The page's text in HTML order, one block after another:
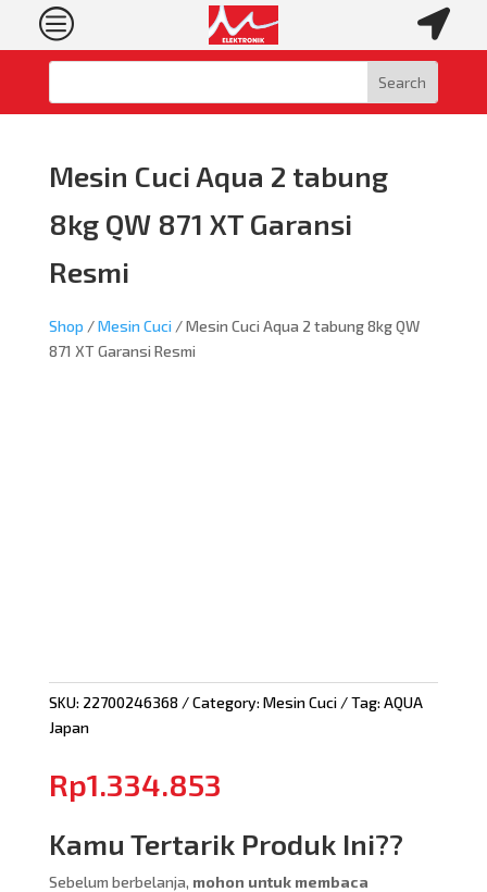
c 
Mesin Cuci Aqua 2 tabung
8kg QW 871 XT Garansi
Resmi
Shop /Mesin Cuci / Mesin Cuci Aqua 2 tabung 8kg QW
871 XT Garansi Resmi
SKU: 22700246368 Category: Mesin Cuci Tag: AQUA
Japan
Rp1.334.853
Kamu Tertarik Produk Ini??
Sebelum berbelanja, mohon untuk membaca